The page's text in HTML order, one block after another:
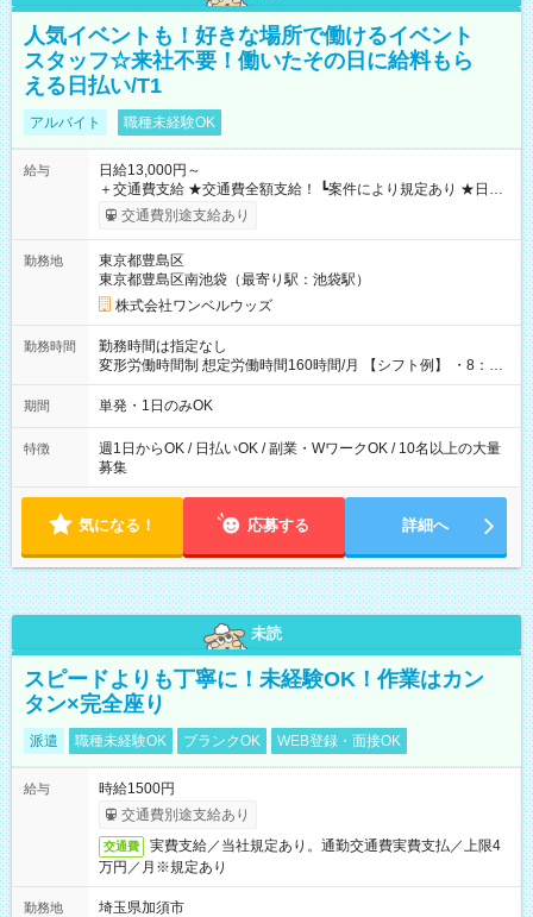
人気イベントも！好きな場所で働けるイベント
スタッフ☆来社不要！働いたその日に給料もら
える日払い/T1
アルバイト 職種未経験OK
給与
日給13,000円～
＋交通費支給 ★交通費全額支給！ ┗案件により規定あり ★日払
いOK！（規定あり） ┗働いたその日に現金GET♪ お仕事後はコ
ンビニATMから 日払い分を引き落とせます！ 【試用期間】試
交通費別途支給あり
勤務地
東京都豊島区
東京都豊島区南池袋（最寄り駅：池袋駅）
株式会社ワンベルウッズ
勤務時間
勤務時間は指定なし
変形労働時間制 想定労働時間160時間/月 【シフト例】 ・8：00
～21：00
期間 単発・1日のみOK
特徴
週1日からOK / 日払いOK / 副業・WワークOK / 10名以上の大量
募集
気になる！ 応募する 詳細へ
未読
スピードよりも丁寧に！未経験OK！作業はカン
タン×完全座り
派遣 職種未経験OK ブランクOK WEB登録・面接OK
給与
時給1500円
交通費別途支給あり
交通費
実費支給／当社規定あり。通勤交通費実費支払／上限4
万円／月※規定あり
勤務地
埼玉県加須市